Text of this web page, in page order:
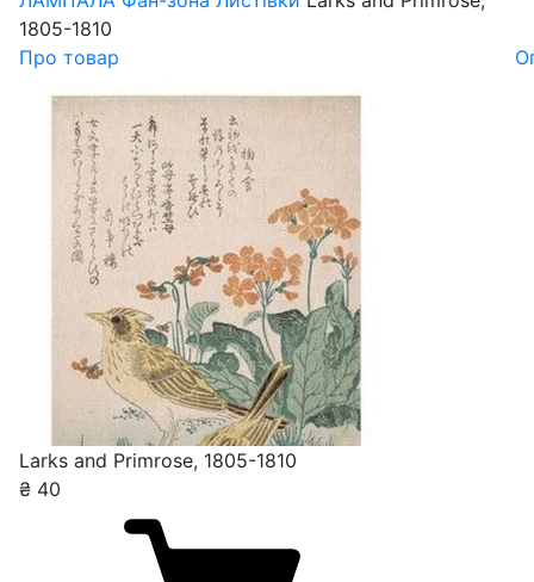
1805-1810
Про товар
Larks and Primrose, 1805-1810
₴ 40